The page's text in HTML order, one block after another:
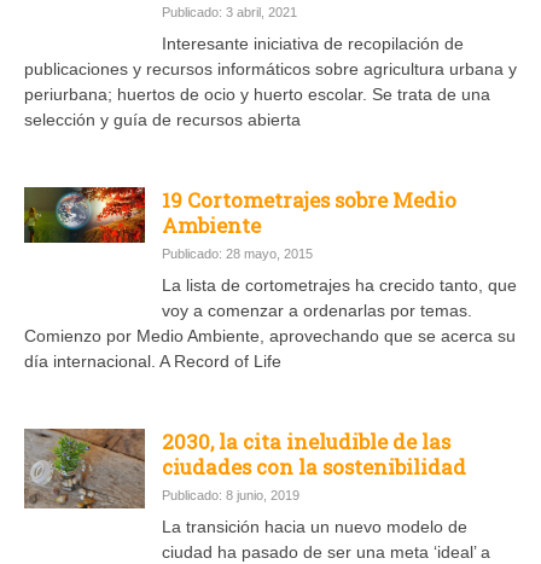
Publicado: 3 abril, 2021
Interesante iniciativa de recopilación de
publicaciones y recursos informáticos sobre agricultura urbana y
periurbana; huertos de ocio y huerto escolar. Se trata de una
selección y guía de recursos abierta
19 Cortometrajes sobre Medio
Ambiente
Publicado: 28 mayo, 2015
La lista de cortometrajes ha crecido tanto, que
voy a comenzar a ordenarlas por temas.
Comienzo por Medio Ambiente, aprovechando que se acerca su
día internacional. A Record of Life
2030, la cita ineludible de las
ciudades con la sostenibilidad
Publicado: 8 junio, 2019
La transición hacia un nuevo modelo de
ciudad ha pasado de ser una meta ‘ideal’ a